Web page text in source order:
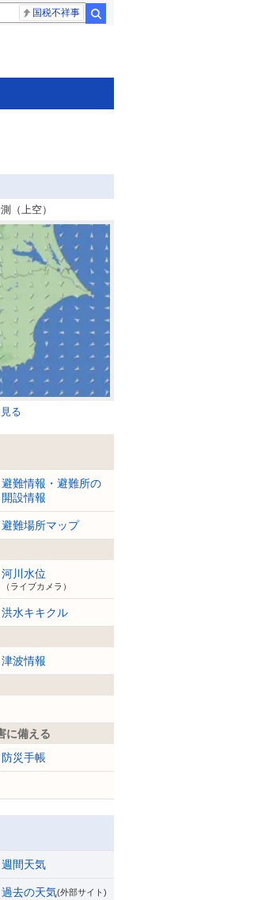
国税不祥事
（上空）
る
避難情報・避難所の
開設情報
避難場所マップ
河川水位
（ライブカメラ）
洪水キキクル
津波情報
に備える
防災手帳
週間天気
過去の天気(外部サイト)